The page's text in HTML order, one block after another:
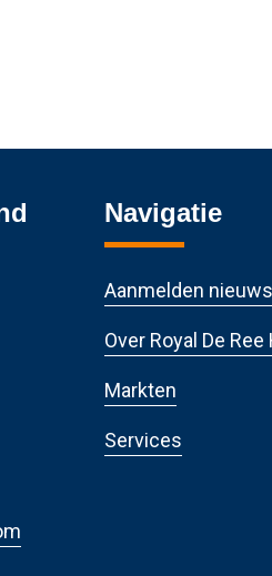
Navigatie
Aanmelden
Over Royal De Ree
Markten
Services